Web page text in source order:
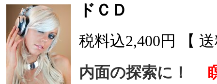
ドＣＤ
税料込2,400円 【
内面の探索に！